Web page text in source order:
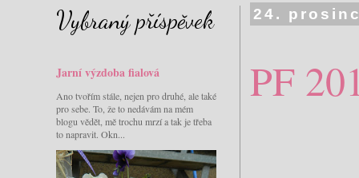
24.
PF
Vybraný příspěvek
Jarní výzdoba fialová
Ano tvořím stále, nejen pro druhé, ale také
pro sebe. To, že to nedávám na mém
blogu vědět, mě trochu mrzí a tak je třeba
to napravit. Okn...